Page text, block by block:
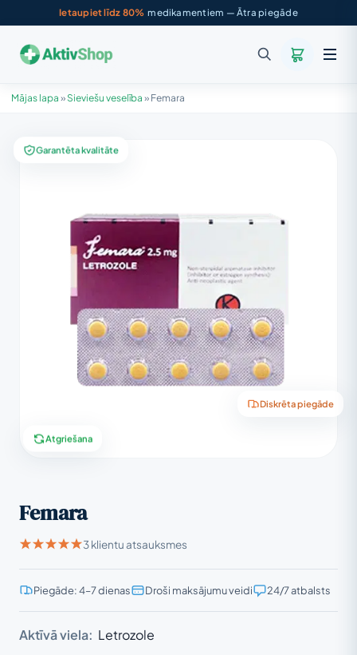
Ietaupiet līdz 80% medikamentiem — Ātra piegāde
Mājas lapa » Sieviešu veselība » Femara
Garantēta kvalitāte
Diskrēta piegāde
Atgriešana
Femara
3 klientu atsauksmes
Piegāde: 4–7 dienas Droši maksājumu veidi 24/7 atbalsts
Aktīvā viela: Letrozole